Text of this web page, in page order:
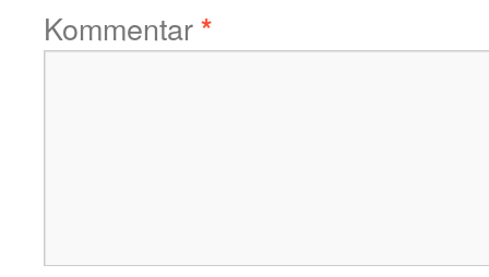
Kommentar*